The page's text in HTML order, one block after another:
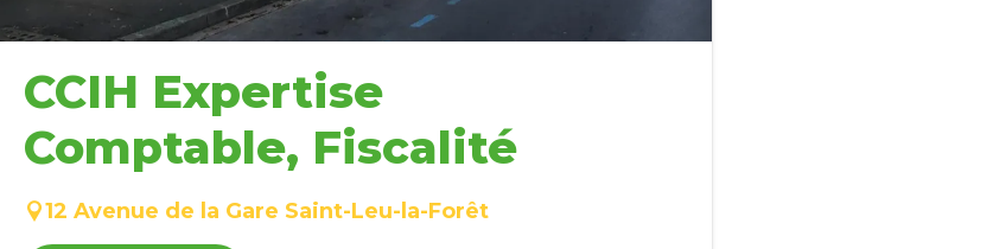
CCIH Expertise
Comptable, Fiscalité
12 Avenue de la Gare Saint-Leu-la-Forêt